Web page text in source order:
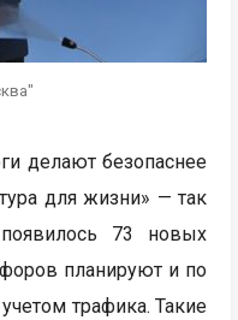
делают безопаснее
для жизни» — так
73 новых
планируют и по
трафика. Такие